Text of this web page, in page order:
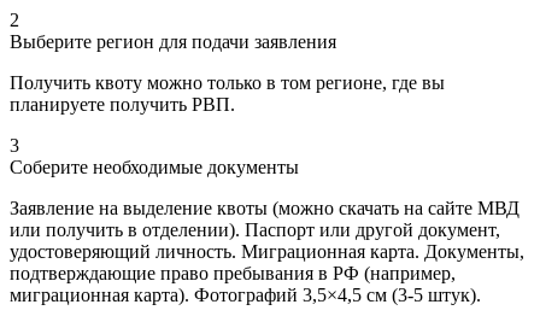
2
Выберите регион для подачи заявления
Получить квоту можно только в том регионе, где вы
планируете получить РВП.
3
Соберите необходимые документы
Заявление на выделение квоты (можно скачать на сайте МВД
или получить в отделении). Паспорт или другой документ,
удостоверяющий личность. Миграционная карта. Документы,
подтверждающие право пребывания в РФ (например,
миграционная карта). Фотографий 3,5×4,5 см (3-5 штук).